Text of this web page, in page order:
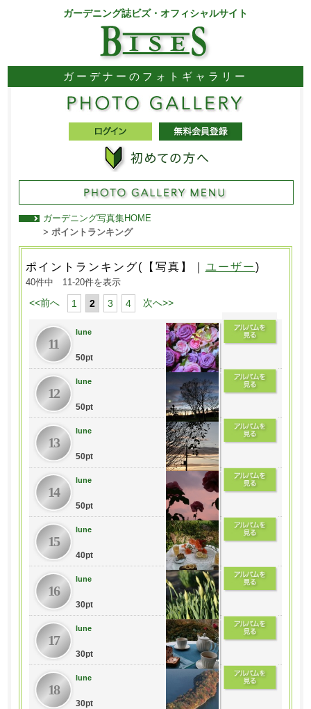
ガーデニング誌ビズ・オフィシャルサイト
ガーデナーのフォトギャラリー
ガーデニング写真集HOME
> ポイントランキング
ポイントランキング(【写真】｜ ユーザー)
40件中 11-20件を表示
<<前へ 1 2 3 4 次へ>>
11
lune
50pt
12
lune
50pt
13
lune
50pt
14
lune
50pt
15
lune
40pt
16
lune
30pt
17
lune
30pt
18
lune
30pt